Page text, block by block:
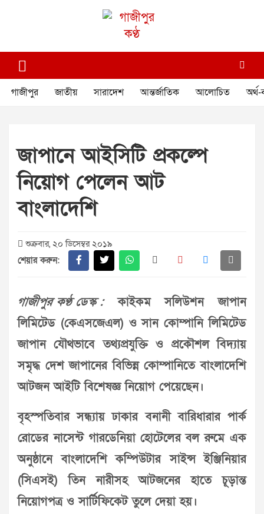
গাজীপুর কণ্ঠ
গাজীপুর জাতীয় সারাদেশ আন্তর্জাতিক আলোচিত অর্থ-
জাপানে আইসিটি প্রকল্পে
নিয়োগ পেলেন আট
বাংলাদেশি
শুক্রবার, ২০ ডিসেম্বর ২০১৯
শেয়ার করুন:
গাজীপুর কণ্ঠ ডেস্ক :কাইকম সলিউশন জাপান
লিমিটেড (কেএসজেএল) ও সান কোম্পানি লিমিটেড
জাপান যৌথভাবে তথ্যপ্রযুক্তি ও প্রকৌশল বিদ্যায়
সমৃদ্ধ দেশ জাপানের বিভিন্ন কোম্পানিতে বাংলাদেশি
আটজন আইটি বিশেষজ্ঞ নিয়োগ পেয়েছেন।
বৃহস্পতিবার সন্ধ্যায় ঢাকার বনানী বারিধারার পার্ক
রোডের নাসেন্ট গারডেনিয়া হোটেলের বল রুমে এক
অনুষ্ঠানে বাংলাদেশি কম্পিউটার সাইন্স ইঞ্জিনিয়ার
(সিএসই) তিন নারীসহ আটজনের হাতে চূড়ান্ত
নিয়োগপত্র ও সার্টিফিকেট তুলে দেয়া হয়।